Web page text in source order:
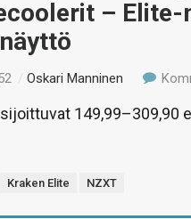
–
/Oskari Manninen
149,99–309,90
Kraken Elite NZXT